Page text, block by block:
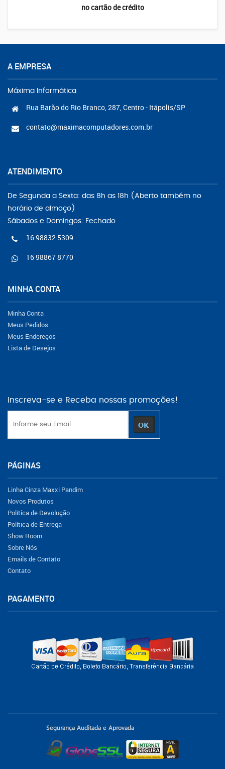
no cartão de crédito
A EMPRESA
Máxima Informática
Rua Barão do Rio Branco, 287, Centro - Itápolis/SP
contato@maximacomputadores.com.br
ATENDIMENTO
De Segunda a Sexta: das 8h as 18h (Aberto também no
horário de almoço)
Sábados e Domingos: Fechado
16 98832 5309
16 98867 8770
MINHA CONTA
Minha Conta
Meus Pedidos
Meus Endereços
Lista de Desejos
Inscreva-se e Receba nossas promoções!
PÁGINAS
Linha Cinza Maxxi Pandim
Novos Produtos
Política de Devolução
Política de Entrega
Show Room
Sobre Nós
Emails de Contato
Contato
PAGAMENTO